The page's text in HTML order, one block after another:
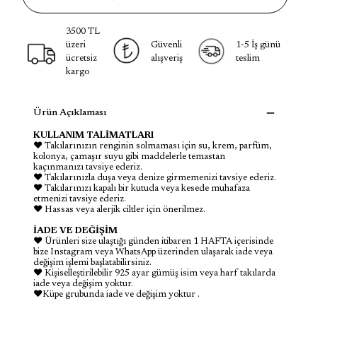
3500 TL
üzeri
ücretsiz
kargo
Güvenli
alışveriş
1-5 İş günü
teslim
Ürün Açıklaması
KULLANIM TALİMATLARI
♥ Takılarınızın renginin solmaması için su, krem, parfüm,
kolonya, çamaşır suyu gibi maddelerle temastan
kaçınmanızı tavsiye ederiz.
♥ Takılarınızla duşa veya denize girmemenizi tavsiye ederiz.
♥ Takılarınızı kapalı bir kutuda veya kesede muhafaza
etmenizi tavsiye ederiz.
♥ Hassas veya alerjik ciltler için önerilmez.
İADE VE DEĞİŞİM
♥ Ürünleri size ulaştığı günden itibaren 1 HAFTA içerisinde
bize Instagram veya WhatsApp üzerinden ulaşarak iade veya
değişim işlemi başlatabilirsiniz.
♥ Kişiselleştirilebilir 925 ayar gümüş isim veya harf takılarda
iade veya değişim yoktur.
♥Küpe grubunda iade ve değişim yoktur .